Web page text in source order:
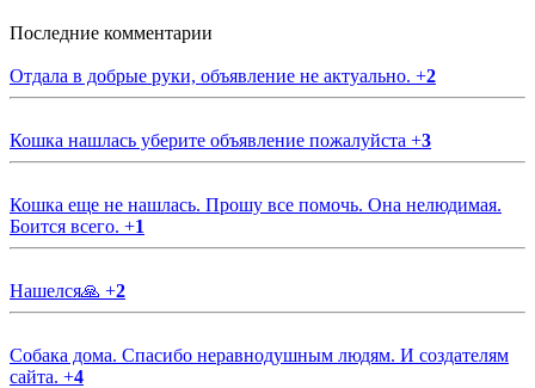
Последние комментарии
Отдала в добрые руки, объявление не актуально. +2
Кошка нашлась уберите объявление пожалуйста +3
Кошка еще не нашлась. Прошу все помочь. Она нелюдимая.
Боится всего. +1
Нашелся🙏 +2
Собака дома. Спасибо неравнодушным людям. И создателям
сайта. +4